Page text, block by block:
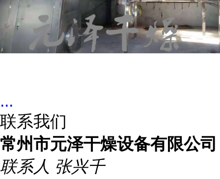
...
联系我们
常州市元泽干燥设备有限公司
联系人 张兴千